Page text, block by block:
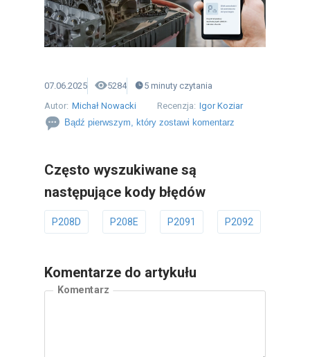
07.06.2025 5284 5 minuty czytania
Autor: Michał Nowacki Recenzja: Igor Koziar
Bądź pierwszym, który zostawi komentarz
Często wyszukiwane są
następujące kody błędów
P208D P208E P2091 P2092
Komentarze do artykułu
Komentarz